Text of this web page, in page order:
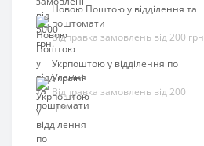
Новою Поштою у відділення та
поштомати
Відправка замовлень від 200 грн
Укрпоштою у відділення по
Україні
Відправка замовлень від 200
грн